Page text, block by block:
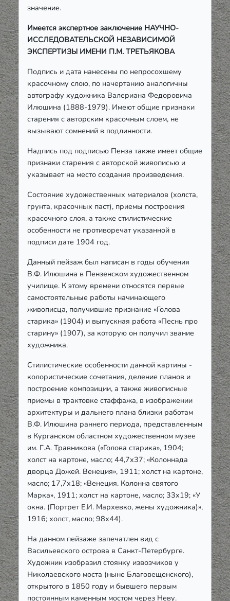
значение.
Имеется экспертное заключение НАУЧНО-
ИССЛЕДОВАТЕЛЬСКОЙ НЕЗАВИСИМОЙ
ЭКСПЕРТИЗЫ ИМЕНИ П.М. ТРЕТЬЯКОВА
Подпись и дата нанесены по непросохшему
красочному слою, по начертанию аналогичны
автографу художника Валериана Федоровича
Илюшина (1888-1979). Имеют общие признаки
старения с авторским красочным слоем, не
вызывают сомнений в подлинности.
Надпись под подписью Пенза также имеет общие
признаки старения с авторской живописью и
указывает на место создания произведения.
Состояние художественных материалов (холста,
грунта, красочных паст), приемы построения
красочного слоя, а также стилистические
особенности не противоречат указанной в
подписи дате 1904 год.
Данный пейзаж был написан в годы обучения
В.Ф. Илюшина в Пензенском художественном
училище. К этому времени относятся первые
самостоятельные работы начинающего
живописца, получившие признание «Голова
старика» (1904) и выпускная работа «Песнь про
старину» (1907), за которую он получил звание
художника.
Стилистические особенности данной картины -
колористические сочетания, деление планов и
построение композиции, а также живописные
приемы в трактовке стаффажа, в изображении
архитектуры и дальнего плана близки работам
В.Ф. Илюшина раннего периода, представленным
в Курганском областном художественном музее
им. Г.А. Травникова («Голова старика», 1904;
холст на картоне, масло; 44,7х37; «Колоннада
дворца Дожей. Венеция», 1911; холст на картоне,
масло; 17,7х18; «Венеция. Колонна святого
Марка», 1911; холст на картоне, масло; 33х19; «У
окна. (Портрет Е.И. Мархевко, жены художника)»,
1916; холст, масло; 98х44).
На данном пейзаже запечатлен вид с
Васильевского острова в Санкт-Петербурге.
Художник изобразил стоянку извозчиков у
Николаевского моста (ныне Благовещенского),
открытого в 1850 году и бывшего первым
постоянным каменным мостом через Неву.